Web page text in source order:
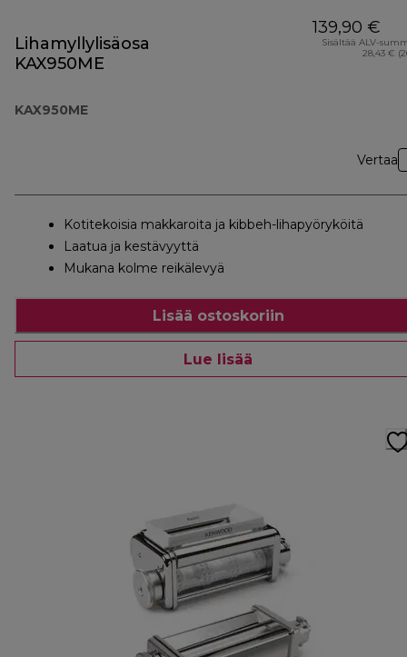
Lihamyllylisäosa
KAX950ME
KAX950ME
139,90 €
Sisältää ALV-
28,43 €
Vertaa
Kotitekoisia makkaroita ja kibbeh-lihapyöryköitä
Laatua ja kestävyyttä
Mukana kolme reikälevyä
Lisää ostoskoriin
Lue lisää